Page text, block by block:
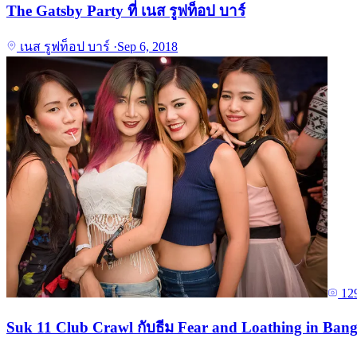
The Gatsby Party ที่ เนส รูฟท็อป บาร์
เนส รูฟท็อป บาร์ ·Sep 6, 2018
Suk 11 Club Crawl กับธีม Fear and Loathing in